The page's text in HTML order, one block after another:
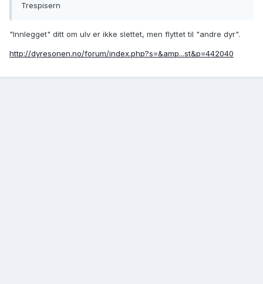
Trespisern
"Innlegget" ditt om ulv er ikke slettet, men flyttet til "andre dyr".
http://dyresonen.no/forum/index.php?s=&amp...st&p=442040